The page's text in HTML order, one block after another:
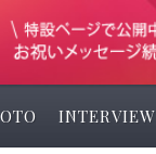
INTERVIEW